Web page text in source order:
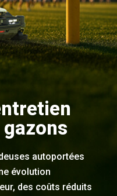
autoportées
évolution
des coûts réduits